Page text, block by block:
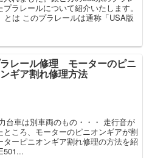
ラレールについて紹介いたします。
は このプラレールは通称「USA版
レール修理 モーターのピニ
ギア割れ修理方法
台車は別車両のもの・・・ 走行音が
ころ、モーターのピニオンギアが割
ーピニオンギア割れ修理の方法を紹